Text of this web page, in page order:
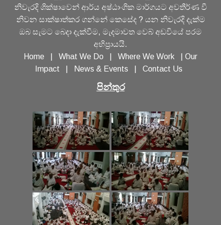
නිවැරදි ශික්ෂාවෙන් ආර්ය අෂ්ඨාංගික මාර්ගයට අවතීර්ණ වී
නිවන සාක්ෂාත්කර ගන්නේ කෙසේද ? යන නිවැරදි දැක්ම
ඔබ සැමට බෙදා දැක්වීම, මැදමාවත වෙබ් අඩවියේ පරම
අභිප්‍රායයි.
Home
What We Do Where We Work
Our
Impact
News & Events Contact Us
පින්තුර